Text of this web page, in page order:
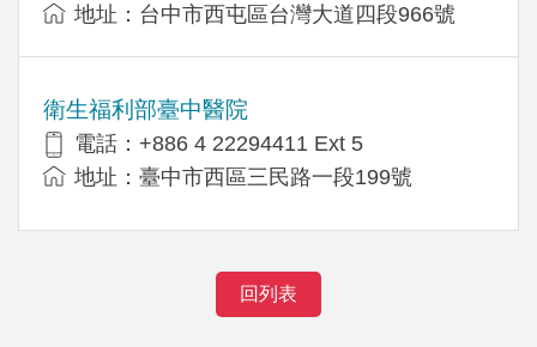
地址：台中市西屯區台灣大道四段966號
衛生福利部臺中醫院
電話：+886 4 22294411 Ext 5
地址：臺中市西區三民路一段199號
回列表